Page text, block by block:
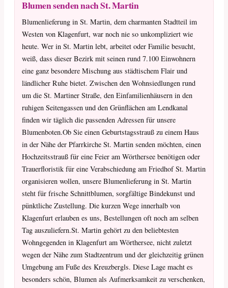
Blumen senden nach St. Martin
Blumenlieferung in St. Martin, dem charmanten Stadtteil im
Westen von Klagenfurt, war noch nie so unkompliziert wie
heute. Wer in St. Martin lebt, arbeitet oder Familie besucht,
weiß, dass dieser Bezirk mit seinen rund 7.100 Einwohnern
eine ganz besondere Mischung aus städtischem Flair und
ländlicher Ruhe bietet. Zwischen den Wohnsiedlungen rund
um die St. Martiner Straße, den Einfamilienhäusern in den
ruhigen Seitengassen und den Grünflächen am Lendkanal
finden wir täglich die passenden Adressen für unsere
Blumenboten.Ob Sie einen Geburtstagsstrauß zu einem Haus
in der Nähe der Pfarrkirche St. Martin senden möchten, einen
Hochzeitsstrauß für eine Feier am Wörthersee benötigen oder
Trauerfloristik für eine Verabschiedung am Friedhof St. Martin
organisieren wollen, unsere Blumenlieferung in St. Martin
steht für frische Schnittblumen, sorgfältige Bindekunst und
pünktliche Zustellung. Die kurzen Wege innerhalb von
Klagenfurt erlauben es uns, Bestellungen oft noch am selben
Tag auszuliefern.St. Martin gehört zu den beliebtesten
Wohngegenden in Klagenfurt am Wörthersee, nicht zuletzt
wegen der Nähe zum Stadtzentrum und der gleichzeitig grünen
Umgebung am Fuße des Kreuzbergls. Diese Lage macht es
besonders schön, Blumen als Aufmerksamkeit zu verschenken,